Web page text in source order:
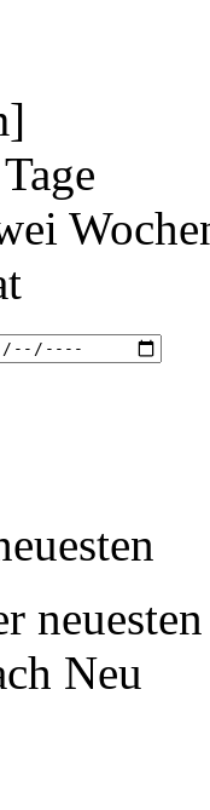
neuesten
Neu